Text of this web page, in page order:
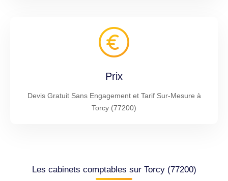
Prix
Devis Gratuit Sans Engagement et Tarif Sur-Mesure à
Torcy (77200)
Les cabinets comptables sur Torcy (77200)